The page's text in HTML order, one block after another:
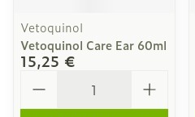
Vetoquinol
Vetoquinol Care Ear 60ml
15,25 €